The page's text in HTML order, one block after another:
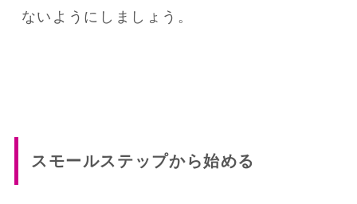
ないようにしましょう。
スモールステップから始める